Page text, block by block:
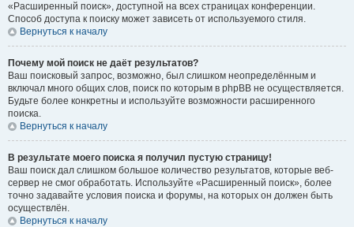
«Расширенный поиск», доступной на всех страницах конференции.
Способ доступа к поиску может зависеть от используемого стиля.
Вернуться к началу
Почему мой поиск не даёт результатов?
Ваш поисковый запрос, возможно, был слишком неопределённым и
включал много общих слов, поиск по которым в phpBB не осуществляется.
Будьте более конкретны и используйте возможности расширенного
поиска.
Вернуться к началу
В результате моего поиска я получил пустую страницу!
Ваш поиск дал слишком большое количество результатов, которые веб-
сервер не смог обработать. Используйте «Расширенный поиск», более
точно задавайте условия поиска и форумы, на которых он должен быть
осуществлён.
Вернуться к началу